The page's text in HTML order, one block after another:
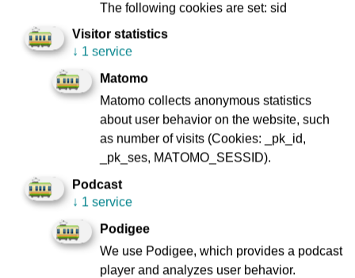
Fahrausweis und Maskenverstößen, da beide in den
Allgemeinen Beförderungsbedingungen enthalten sind.
Pressekontakt:
VGF-Unternehmenskommunikation
Leiter der Unternehmenskommunikation
Tel.: 069 213 27495
E-Mail: presse@vgf-ffm.de
Bitte beachten Sie unsere Informationen zur
Datenschutzgrundverordnung:www.vgf-
ffm.de/Datenschutz
The following cookies are set: sid
Visitor statistics
↓ 1 service
Matomo
Matomo collects anonymous statistics
about user behavior on the website, such
as number of visits (Cookies: _pk_id,
_pk_ses, MATOMO_SESSID).
Podcast
↓ 1 service
Podigee
We use Podigee, which provides a podcast
player and analyzes user behavior.